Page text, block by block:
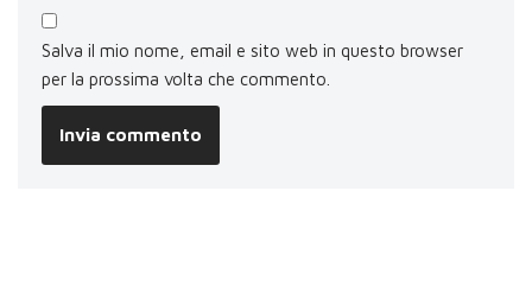
Salva il mio nome, email e sito web in questo browser
per la prossima volta che commento.